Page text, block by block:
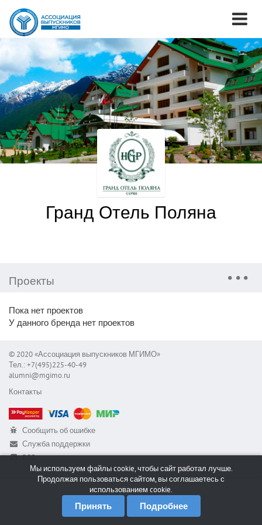
Гранд Отель Поляна
Проекты
Пока нет проектов
У данного бренда нет проектов
© 2020 «Ассоциация выпускников МГИМО»
Тел.: +7(495)225-40-49
alumni@mgimo.ru
Контакты
Сообщить об ошибке
Служба поддержки
RSS
Мы используем файлы cookie, чтобы сайт работал лучше.
Продолжая пользоваться сайтом, вы соглашаетесь с
использованием cookie.
Принять Подробнее